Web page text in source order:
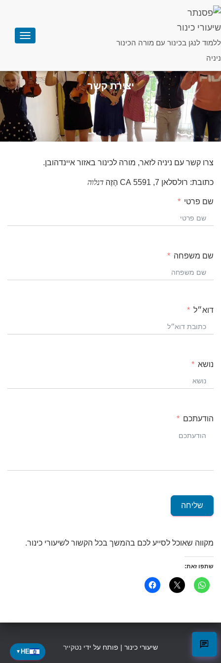
שיעורי כינור
ללמוד לנגן בכינור עם מורה הכינור
ניניה
ה
ת
ה
נ
י
ו
ט
יצירת קשר
צרו קשר עם ניניה לזאר, מורה לכינור באזור איינדהובן.
כתובת: רולסלאן 7, 5591 CA הֶזֶה ה ו לנ ד
נ
שם פרטי
שם משפחה
דוא״ל
נושא
הודעתכם
שליחה
מקווה שאוכל לסייע לכם בהמשך בכל הקשור לשיעורי כינור.
שתפו זאת:
שיעורי כינור | פותח על ידי נטקייר
HE
▼